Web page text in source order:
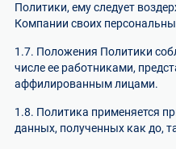
Политики, ему следует
Компании своих
1.7. Положения Политики
числе ее работниками,
аффилированным лицами.
1.8. Политика применяется
данных, полученных как до,